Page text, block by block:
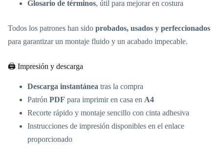
Glosario de términos, útil para mejorar en costura
Todos los patrones han sido probados, usados y perfeccionados
para garantizar un montaje fluido y un acabado impecable.
🖨️ Impresión y descarga
Descarga instantánea tras la compra
Patrón PDF para imprimir en casa en A4
Recorte rápido y montaje sencillo con cinta adhesiva
Instrucciones de impresión disponibles en el enlace
proporcionado